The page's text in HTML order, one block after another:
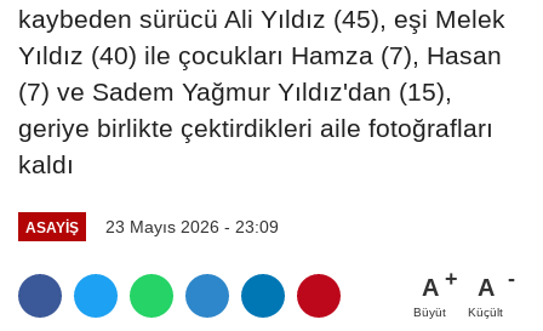
kaybeden sürücü Ali Yıldız (45), eşi Melek
Yıldız (40) ile çocukları Hamza (7), Hasan
(7) ve Sadem Yağmur Yıldız'dan (15),
geriye birlikte çektirdikleri aile fotoğrafları
kaldı
ASAYIŞ 23 Mayıs 2026 - 23:09
A
Büyüt
A
Küçült